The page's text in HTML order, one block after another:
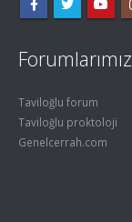
Forumlarımız
Taviloğlu forum
Taviloğlu proktoloji
Genelcerrah.com